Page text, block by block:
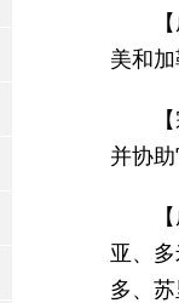
美和
并协
亚、
多、